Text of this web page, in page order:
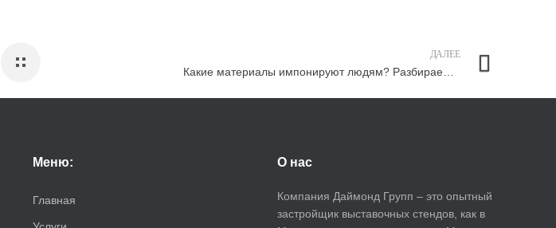
ДАЛЕЕ
Меню:
Главная
О нас
Компания Даймонд Групп – это опытный
застройщик выставочных стендов, как в